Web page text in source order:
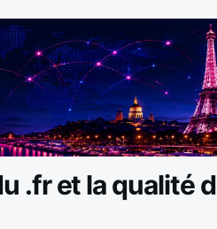
.fr et la qualité d